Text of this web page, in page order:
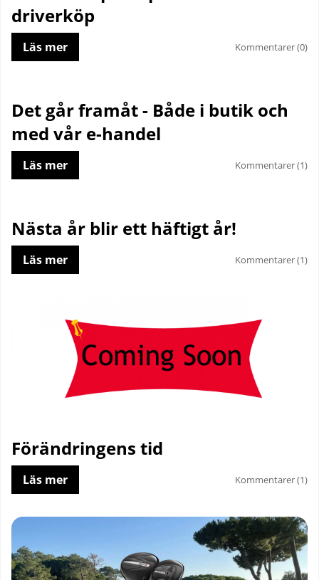
driverköp
Läs mer Kommentarer (0)
Det går framåt - Både i butik och
med vår e-handel
Läs mer Kommentarer (1)
Nästa år blir ett häftigt år!
Läs mer Kommentarer (1)
Förändringens tid
Läs mer Kommentarer (1)